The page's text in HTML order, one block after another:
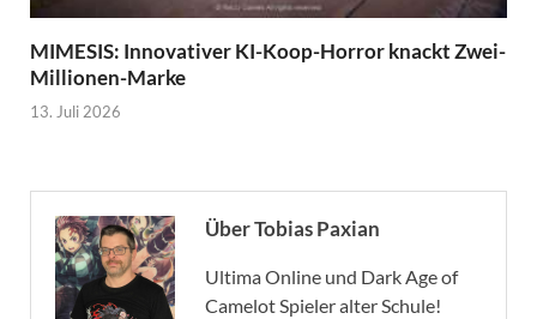
MIMESIS: Innovativer KI-Koop-Horror knackt Zwei-
Millionen-Marke
13. Juli 2026
Über Tobias Paxian
Ultima Online und Dark Age of
Camelot Spieler alter Schule!